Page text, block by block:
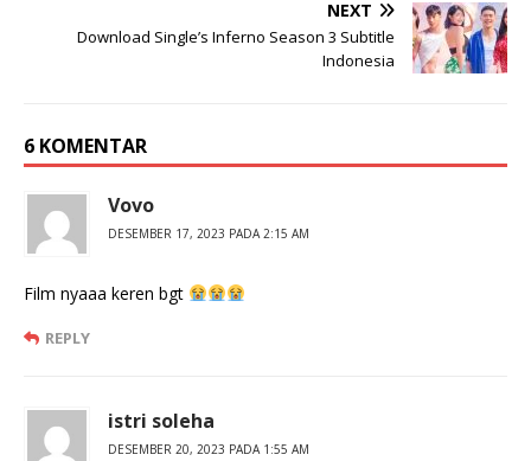
NEXT
Download Single’s Inferno Season 3 Subtitle
Indonesia
6 KOMENTAR
Vovo
DESEMBER 17, 2023 PADA 2:15 AM
Film nyaaa keren bgt
REPLY
istri soleha
DESEMBER 20, 2023 PADA 1:55 AM